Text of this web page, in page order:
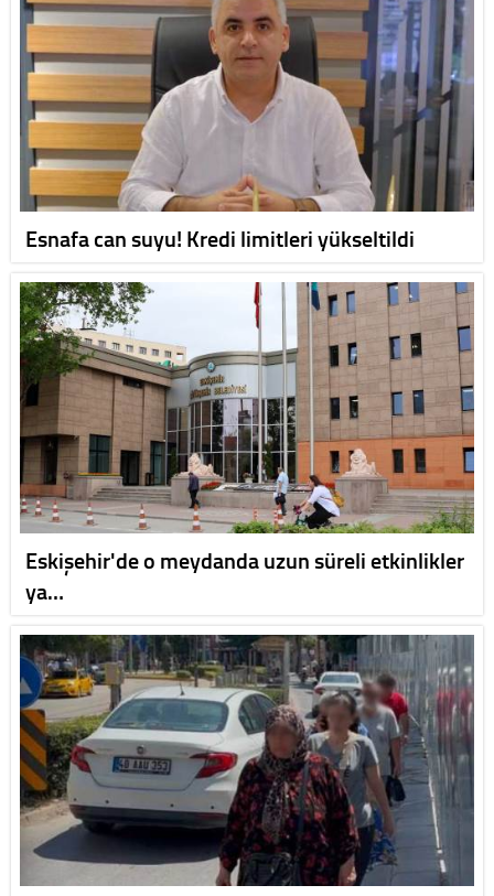
Esnafa can suyu! Kredi limitleri yükseltildi
Eskişehir'de o meydanda uzun süreli etkinlikler
ya…